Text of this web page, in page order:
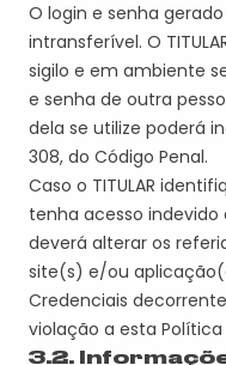
O login e senha
intransferível. O
sigilo e em ambiente
e senha de outra
dela se utilize poderá
308, do Código Penal.
Caso o TITULAR
tenha acesso indevido
deverá alterar os
site(s) e/ou aplicação(
Credenciais
violação a esta Política
3.2.